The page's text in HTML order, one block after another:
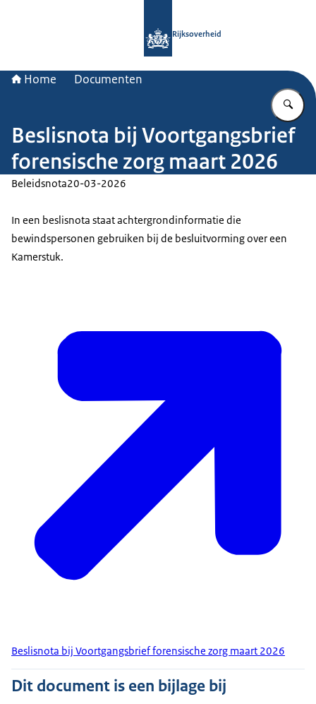
Rijksoverheid
Home Documenten
Beslisnota bij Voortgangsbrief
forensische zorg maart 2026
Beleidsnota20-03-2026
In een beslisnota staat achtergrondinformatie die
bewindspersonen gebruiken bij de besluitvorming over een
Kamerstuk.
Beslisnota bij Voortgangsbrief forensische zorg maart 2026
Dit document is een bijlage bij